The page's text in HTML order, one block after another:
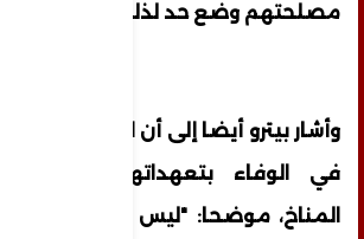
مصلحتهم وضع حد لذلك".
وأشار بيترو أيضا إلى أن الدول
في الوفاء بتعهداتها المتعلقة